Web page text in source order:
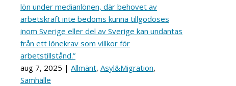
lön under medianlönen, där behovet av
arbetskraft inte bedöms kunna tillgodoses
inom Sverige eller del av Sverige kan undantas
från ett lönekrav som villkor för
arbetstillstånd.”
aug 7, 2025 | Allmänt, Asyl&Migration,
Samhälle